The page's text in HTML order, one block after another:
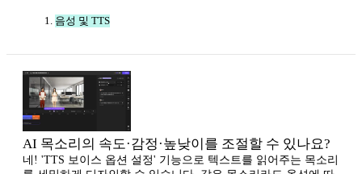
음성 및 TTS
AI 목소리의 속도·감정·높낮이를 조절할 수 있나요?
네! 'TTS 보이스 옵션 설정' 기능으로 텍스트를 읽어주는 목소리